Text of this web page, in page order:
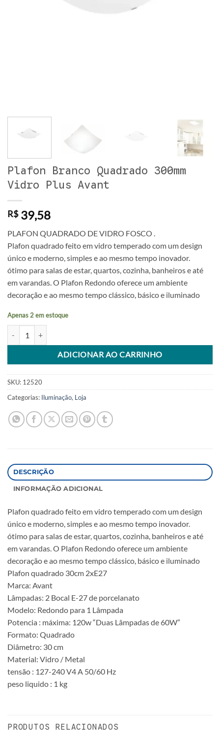
Plafon Branco Quadrado 300mm
Vidro Plus Avant
R$39,58
PLAFON QUADRADO DE VIDRO FOSCO .
Plafon quadrado feito em vidro temperado com um design
único e moderno, simples e ao mesmo tempo inovador.
ótimo para salas de estar, quartos, cozinha, banheiros e até
em varandas. O Plafon Redondo oferece um ambiente
decoração e ao mesmo tempo clássico, básico e iluminado
Apenas 2 em estoque
ADICIONAR AO CARRINHO
Alternative:
SKU: 12520
Categorias: Iluminação, Loja
DESCRIÇÃO
INFORMAÇÃO ADICIONAL
Plafon quadrado feito em vidro temperado com um design
único e moderno, simples e ao mesmo tempo inovador.
ótimo para salas de estar, quartos, cozinha, banheiros e até
em varandas. O Plafon Redondo oferece um ambiente
decoração e ao mesmo tempo clássico, básico e iluminado
Plafon quadrado 30cm 2xE27
Marca: Avant
Lâmpadas: 2 Bocal E-27 de porcelanato
Modelo: Redondo para 1 Lâmpada
Potencia : máxima: 120w “Duas Lâmpadas de 60W”
Formato: Quadrado
Diâmetro: 30 cm
Material: Vidro / Metal
tensão : 127-240 V4 A 50/60 Hz
peso liquido : 1 kg
PRODUTOS RELACIONADOS